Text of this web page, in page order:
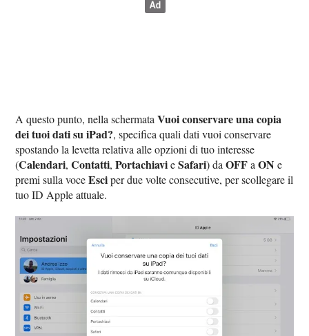
A questo punto, nella schermataVuoi conservare una copia
dei tuoi dati su iPad?, specifica quali dati vuoi conservare
spostando la levetta relativa alle opzioni di tuo interesse
(Calendari,Contatti,PortachiavieSafari) daOFFaON e
premi sulla voceEsciper due volte consecutive, per scollegare il
tuo ID Apple attuale.